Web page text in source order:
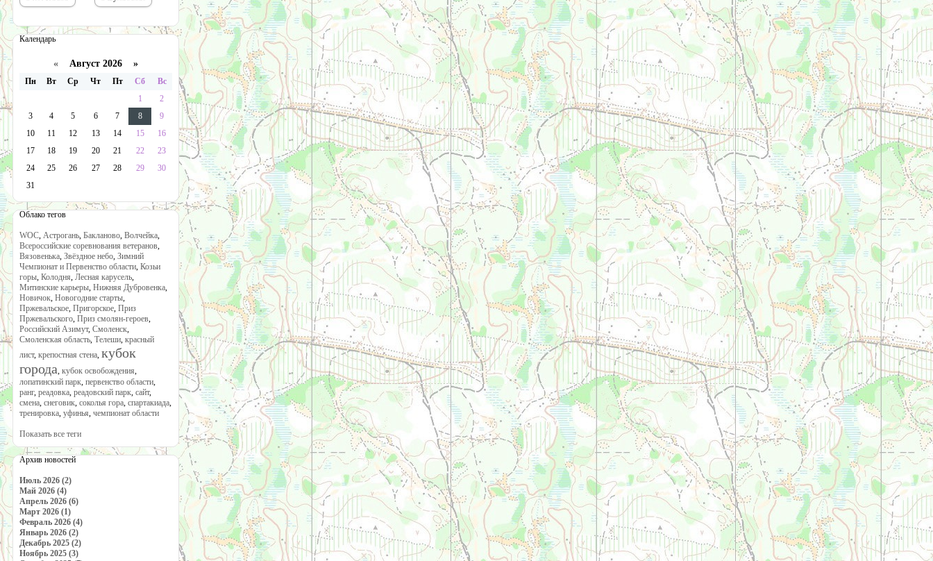
Календарь
« Август 2026 »
Пн Вт Ср Чт Пт Сб
Вс
1
2
3
4 5 6 7 8
9
10
11 12 13 14 15
16
17
18 19 20 21 22
23
24
25 26 27 28 29
30
31
Облако тегов
WOC, Астрогань, Бакланово, Волчейка,
Всероссийские соревнования ветеранов,
Вязовенька, Звёздное небо, Зимний
Чемпионат и Первенство области, Козьи
горы, Колодня, Лесная карусель,
Митинские карьеры, Нижняя Дубровенка,
Новичок, Новогодние старты,
Пржевальское, Пригорское, Приз
Пржевальского, Приз смолян-героев,
Российский Азимут, Смоленск,
Смоленская область, Телеши, красный
лист, крепостная стена, кубок
города, кубок освобождения,
лопатинский парк, первенство области,
ранг, реадовка, реадовский парк, сайт,
смена, снеговик, соколья гора, спартакиада,
тренировка, уфинья, чемпионат области
Показать все теги
Архив новостей
Июль 2026 (2)
Май 2026 (4)
Апрель 2026 (6)
Март 2026 (1)
Февраль 2026 (4)
Январь 2026 (2)
Декабрь 2025 (2)
Ноябрь 2025 (3)